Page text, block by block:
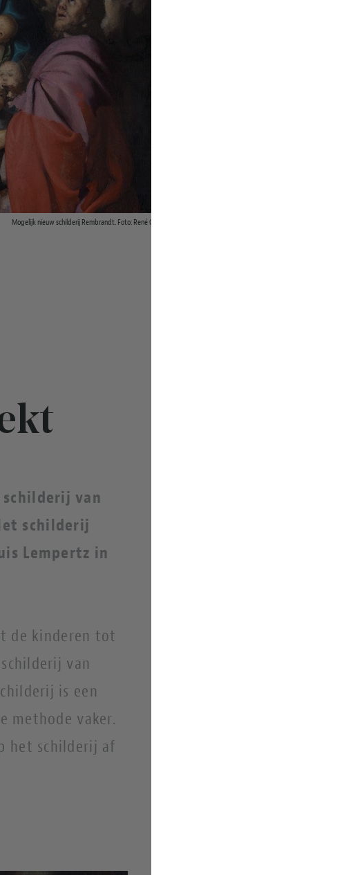
Mogelijk nieuw schilderij Rembrandt. Foto: René Gerritsen
van
schilderij
Lempertz in
de kinderen tot
van
is een
methode vaker.
het schilderij af